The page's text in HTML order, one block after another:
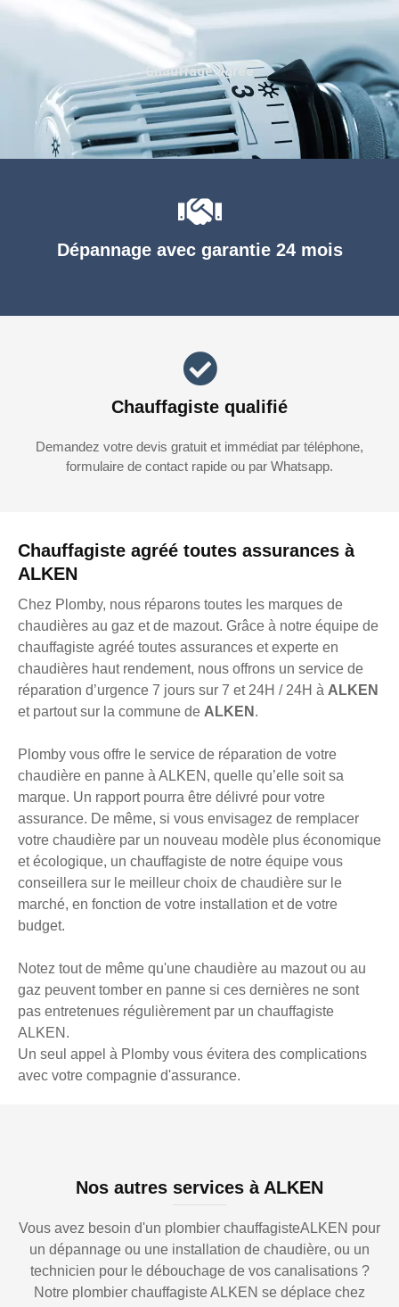
Chauffagiste agréé toutes assurances à
ALKEN
Chez Plomby, nous réparons toutes les marques de
chaudières au gaz et de mazout. Grâce à notre équipe de
chauffagiste agréé toutes assurances et experte en
chaudières haut rendement, nous offrons un service de
réparation d’urgence 7 jours sur 7 et 24H / 24H à ALKEN
et partout sur la commune de ALKEN .
Plomby vous offre le service de réparation de votre
chaudière en panne à ALKEN, quelle qu’elle soit sa
marque. Un rapport pourra être délivré pour votre
assurance. De même, si vous envisagez de remplacer
votre chaudière par un nouveau modèle plus économique
et écologique, un chauffagiste de notre équipe vous
conseillera sur le meilleur choix de chaudière sur le
marché, en fonction de votre installation et de votre
budget.
Notez tout de même qu'une chaudière au mazout ou au
gaz peuvent tomber en panne si ces dernières ne sont
pas entretenues régulièrement par un chauffagiste
ALKEN.
Un seul appel à Plomby vous évitera des complications
avec votre compagnie d'assurance.
Dépannage avec garantie 24 mois
Chauffagiste qualifié
Demandez votre devis gratuit et immédiat par téléphone,
formulaire de contact rapide ou par Whatsapp.
Chauffage agréé
Nos autres services à ALKEN
Vous avez besoin d'un plombier chauffagisteALKEN pour
un dépannage ou une installation de chaudière, ou un
technicien pour le débouchage de vos canalisations ?
Notre plombier chauffagiste ALKEN se déplace chez